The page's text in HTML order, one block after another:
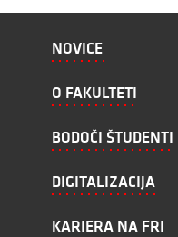
NOVICE
O FAKULTETI
BODOČI ŠTUDENTI
DIGITALIZACIJA
KARIERA NA FRI